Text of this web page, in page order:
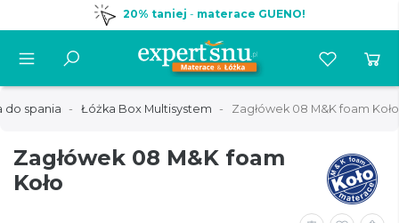
20% taniej - materace GUENO!
do spania Łóżka Box Multisystem Zagłówek 08 M&K foam Koło
Zagłówek 08 M&K foam
Koło